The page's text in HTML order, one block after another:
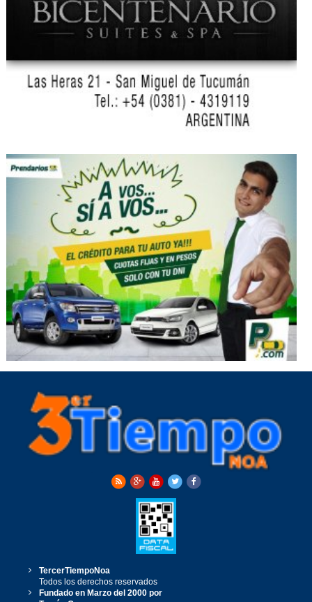
TercerTiempoNoa
Todos los derechos reservados
Fundado en Marzo del 2000 por